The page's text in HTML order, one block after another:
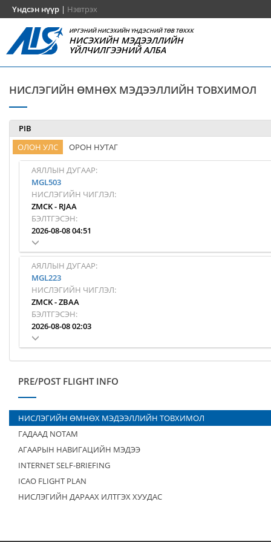
Үндсэн нүүр | Нэвтрэх
ИРГЭНИЙ НИСЭХИЙН ҮНДЭСНИЙ ТӨВ ТӨХХК
НИСЭХИЙН МЭДЭЭЛЛИЙН
ҮЙЛЧИЛГЭЭНИЙ АЛБА
НИСЛЭГИЙН ӨМНӨХ МЭДЭЭЛЛИЙН ТОВХИМОЛ
PIB
ОЛОН УЛС
ОРОН НУТАГ
АЯЛЛЫН ДУГААР:
MGL503
НИСЛЭГИЙН ЧИГЛЭЛ:
ZMCK- RJAA
БЭЛТГЭСЭН:
2026-08-08 04:51
АЯЛЛЫН ДУГААР:
MGL223
НИСЛЭГИЙН ЧИГЛЭЛ:
ZMCK-ZBAA
БЭЛТГЭСЭН:
2026-08-08 02:03
PRE/POST FLIGHT INFO
НИСЛЭГИЙН ӨМНӨХ МЭДЭЭЛЛИЙН ТОВХИМОЛ
ГАДААД NOTAM
АГААРЫН НАВИГАЦИЙН МЭДЭЭ
INTERNET SELF-BRIEFING
ICAO FLIGHT PLAN
НИСЛЭГИЙН ДАРААХ ИЛТГЭХ ХУУДАС